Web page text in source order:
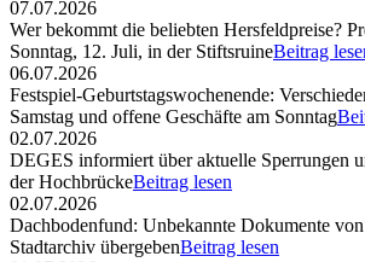
07.07.2026
Wer bekommt die beliebten Hersfeldpreise?
Sonntag, 12. Juli, in der StiftsruineBeitrag
06.07.2026
Festspiel-Geburtstagswochenende:
Samstag und offene Geschäfte am Sonntag
02.07.2026
DEGES informiert über aktuelle Sperrungen
der HochbrückeBeitrag lesen
02.07.2026
Dachbodenfund: Unbekannte Dokumente
Stadtarchiv übergebenBeitrag lesen